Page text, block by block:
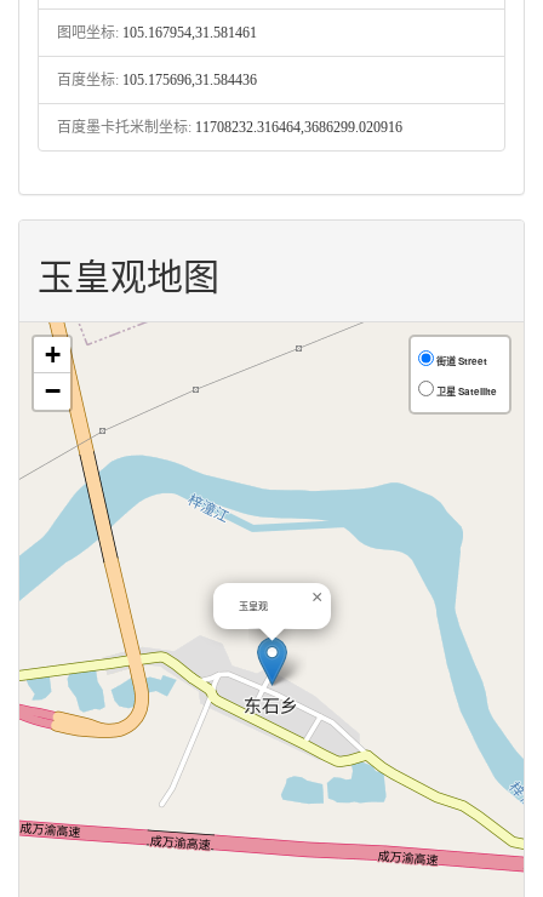
图吧坐标: 105.167954,31.581461
百度坐标: 105.175696,31.584436
百度墨卡托米制坐标: 11708232.316464,3686299.020916
玉皇观地图
玉皇观 ×
+
−
街道 Street
卫星 Satellite